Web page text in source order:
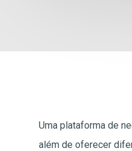
Uma plataforma de
além de oferecer